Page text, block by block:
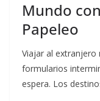
Mundo
Papeleo
Viajar al extranjero
formularios
espera. Los